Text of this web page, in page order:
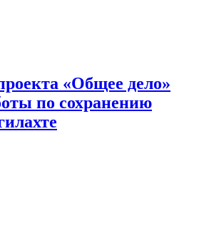
«Общее дело»
по сохранению